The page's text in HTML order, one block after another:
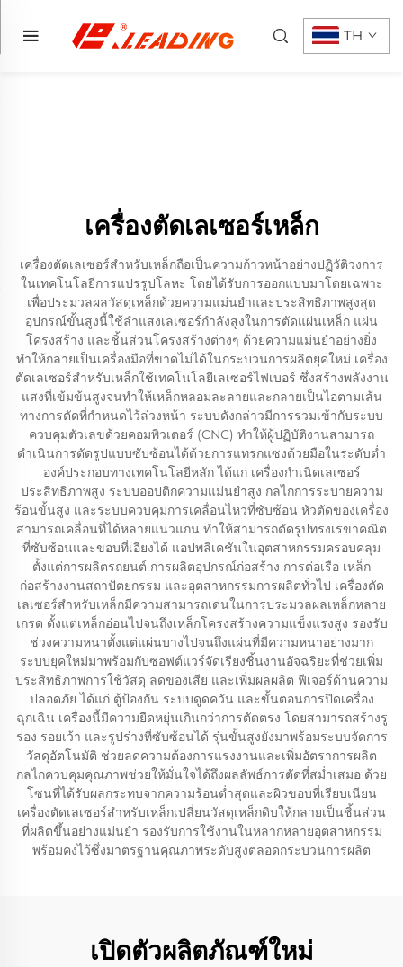
TH
เครื่องตัดเลเซอร์เหล็ก
เครื่องตัดเลเซอร์สำหรับเหล็กถือเป็นความก้าวหน้าอย่างปฏิวัติวงการ
ในเทคโนโลยีการแปรรูปโลหะ โดยได้รับการออกแบบมาโดยเฉพาะ
เพื่อประมวลผลวัสดุเหล็กด้วยความแม่นยำและประสิทธิภาพสูงสุด
อุปกรณ์ขั้นสูงนี้ใช้ลำแสงเลเซอร์กำลังสูงในการตัดแผ่นเหล็ก แผ่น
โครงสร้าง และชิ้นส่วนโครงสร้างต่างๆ ด้วยความแม่นยำอย่างยิ่ง
ทำให้กลายเป็นเครื่องมือที่ขาดไม่ได้ในกระบวนการผลิตยุคใหม่ เครื่อง
ตัดเลเซอร์สำหรับเหล็กใช้เทคโนโลยีเลเซอร์ไฟเบอร์ ซึ่งสร้างพลังงาน
แสงที่เข้มข้นสูงจนทำให้เหล็กหลอมละลายและกลายเป็นไอตามเส้น
ทางการตัดที่กำหนดไว้ล่วงหน้า ระบบดังกล่าวมีการรวมเข้ากับระบบ
ควบคุมตัวเลขด้วยคอมพิวเตอร์ (CNC) ทำให้ผู้ปฏิบัติงานสามารถ
ดำเนินการตัดรูปแบบซับซ้อนได้ด้วยการแทรกแซงด้วยมือในระดับต่ำ
องค์ประกอบทางเทคโนโลยีหลัก ได้แก่ เครื่องกำเนิดเลเซอร์
ประสิทธิภาพสูง ระบบออปติกความแม่นยำสูง กลไกการระบายความ
ร้อนขั้นสูง และระบบควบคุมการเคลื่อนไหวที่ซับซ้อน หัวตัดของเครื่อง
สามารถเคลื่อนที่ได้หลายแนวแกน ทำให้สามารถตัดรูปทรงเรขาคณิต
ที่ซับซ้อนและขอบที่เอียงได้ แอปพลิเคชันในอุตสาหกรรมครอบคลุม
ตั้งแต่การผลิตรถยนต์ การผลิตอุปกรณ์ก่อสร้าง การต่อเรือ เหล็ก
ก่อสร้างงานสถาปัตยกรรม และอุตสาหกรรมการผลิตทั่วไป เครื่องตัด
เลเซอร์สำหรับเหล็กมีความสามารถเด่นในการประมวลผลเหล็กหลาย
เกรด ตั้งแต่เหล็กอ่อนไปจนถึงเหล็กโครงสร้างความแข็งแรงสูง รองรับ
ช่วงความหนาตั้งแต่แผ่นบางไปจนถึงแผ่นที่มีความหนาอย่างมาก
ระบบยุคใหม่มาพร้อมกับซอฟต์แวร์จัดเรียงชิ้นงานอัจฉริยะที่ช่วยเพิ่ม
ประสิทธิภาพการใช้วัสดุ ลดของเสีย และเพิ่มผลผลิต ฟีเจอร์ด้านความ
ปลอดภัย ได้แก่ ตู้ป้องกัน ระบบดูดควัน และขั้นตอนการปิดเครื่อง
ฉุกเฉิน เครื่องนี้มีความยืดหยุ่นเกินกว่าการตัดตรง โดยสามารถสร้างรู
ร่อง รอยเว้า และรูปร่างที่ซับซ้อนได้ รุ่นขั้นสูงยังมาพร้อมระบบจัดการ
วัสดุอัตโนมัติ ช่วยลดความต้องการแรงงานและเพิ่มอัตราการผลิต
กลไกควบคุมคุณภาพช่วยให้มั่นใจได้ถึงผลลัพธ์การตัดที่สม่ำเสมอ ด้วย
โซนที่ได้รับผลกระทบจากความร้อนต่ำสุดและผิวขอบที่เรียบเนียน
เครื่องตัดเลเซอร์สำหรับเหล็กเปลี่ยนวัสดุเหล็กดิบให้กลายเป็นชิ้นส่วน
ที่ผลิตขึ้นอย่างแม่นยำ รองรับการใช้งานในหลากหลายอุตสาหกรรม
พร้อมคงไว้ซึ่งมาตรฐานคุณภาพระดับสูงตลอดกระบวนการผลิต
เปิดตัวผลิตภัณฑ์ใหม่